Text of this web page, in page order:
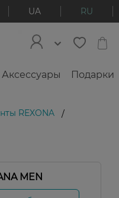
UA RU
Аксессуары Подарки
REXONA
/
MEN